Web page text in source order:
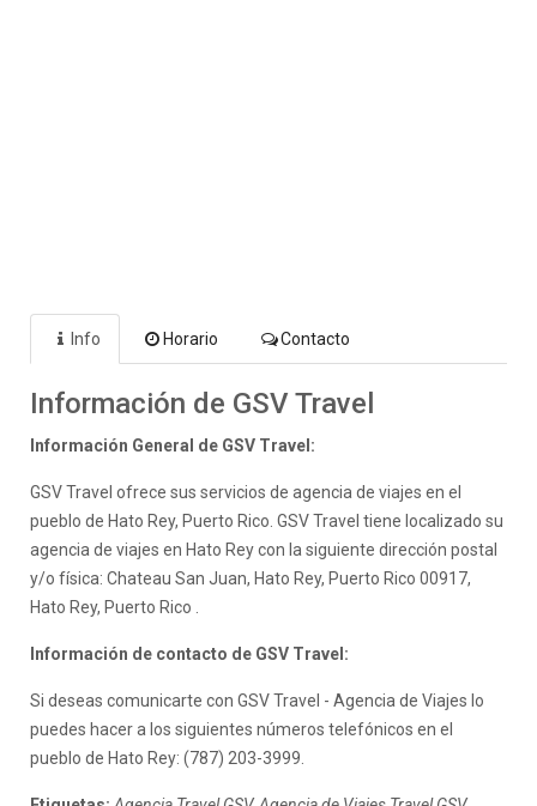
Info Horario Contacto
Información de GSV Travel
Información General de GSV Travel:
GSV Travel ofrece sus servicios de agencia de viajes en el
pueblo de Hato Rey, Puerto Rico. GSV Travel tiene localizado su
agencia de viajes en Hato Rey con la siguiente dirección postal
y/o física: Chateau San Juan, Hato Rey, Puerto Rico 00917,
Hato Rey, Puerto Rico .
Información de contacto de GSV Travel:
Si deseas comunicarte con GSV Travel - Agencia de Viajes lo
puedes hacer a los siguientes números telefónicos en el
pueblo de Hato Rey: (787) 203-3999.